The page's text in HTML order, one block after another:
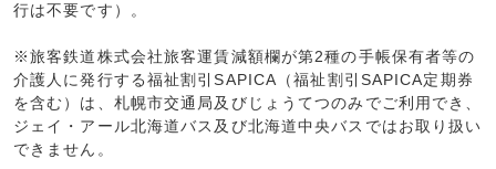
行は不要です）。
※旅客鉄道株式会社旅客運賃減額欄が第2種の手帳保有者等の
介護人に発行する福祉割引SAPICA（福祉割引SAPICA定期券
を含む）は、札幌市交通局及びじょうてつのみでご利用でき、
ジェイ・アール北海道バス及び北海道中央バスではお取り扱い
できません。